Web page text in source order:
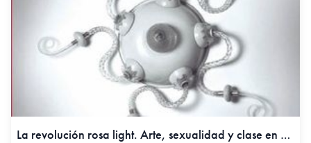
La revolución rosa light. Arte, sexualidad y clase en el Rojas de la posdictadura, 2022